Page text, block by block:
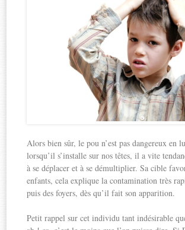
Alors bien sûr, le pou n’est pas dangereux en
lorsqu’il s’installe sur nos têtes, il a vite
à se déplacer et à se démultiplier. Sa cible
enfants, cela explique la contamination très
puis des foyers, dès qu’il fait son apparition.
Petit rappel sur cet individu tant indésirable